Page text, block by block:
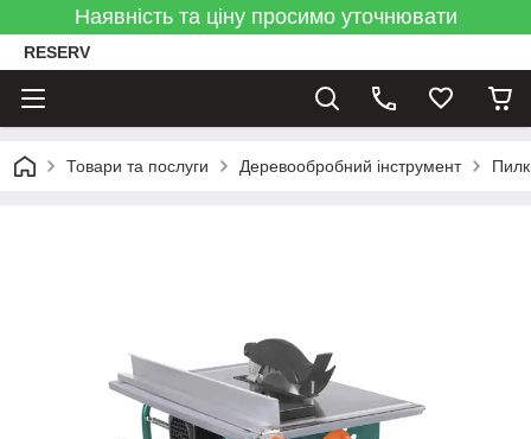
Наявність та ціну просимо уточнювати
RESERV
Товари та послуги Деревообробний інструмент